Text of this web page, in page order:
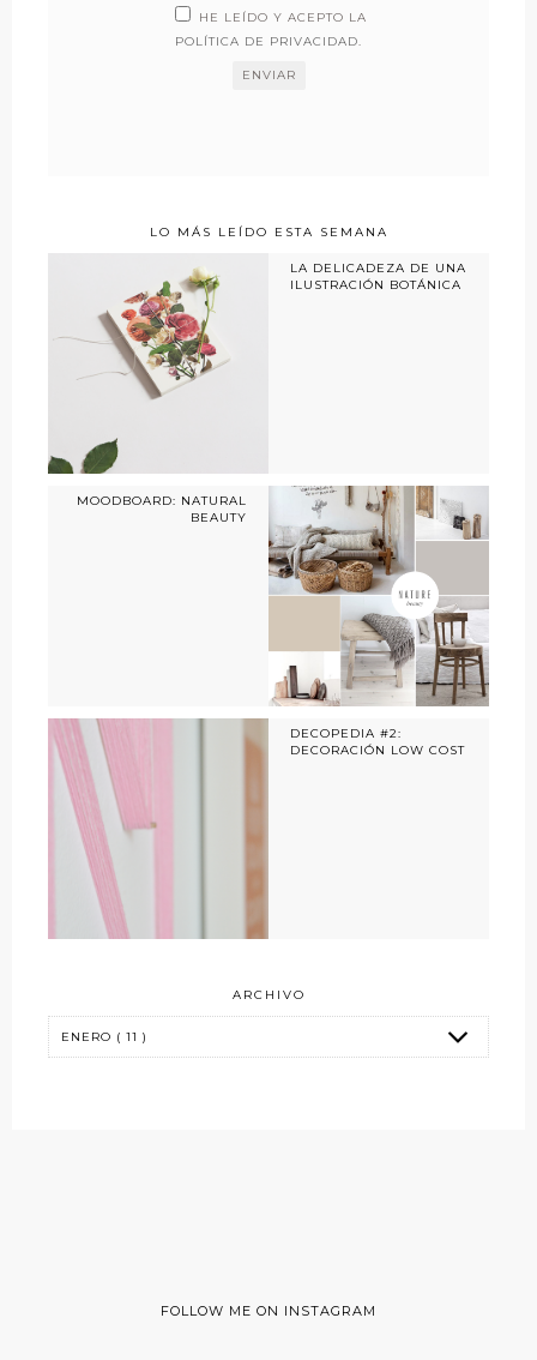
HE LEÍDO Y ACEPTO LA
POLÍTICA DE PRIVACIDAD.
LO MÁS LEÍDO ESTA SEMANA
LA DELICADEZA DE UNA
ILUSTRACIÓN BOTÁNICA
MOODBOARD: NATURAL
BEAUTY
DECOPEDIA #2:
DECORACIÓN LOW COST
ARCHIVO
FOLLOW ME ON INSTAGRAM